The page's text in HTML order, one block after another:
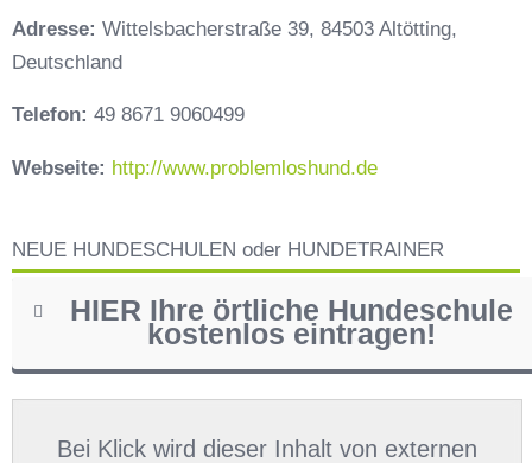
Adresse: Wittelsbacherstraße 39, 84503 Altötting,
Deutschland
Telefon: 49 8671 9060499
Webseite: http://www.problemloshund.de
NEUE HUNDESCHULEN oder HUNDETRAINER
HIER Ihre örtliche Hundeschule
kostenlos eintragen!
Bei Klick wird dieser Inhalt von externen